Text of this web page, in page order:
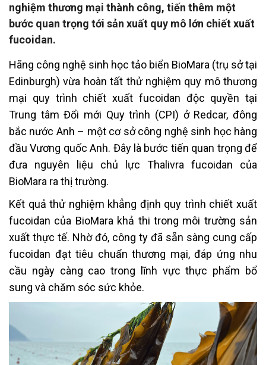
nghiệm thương mại thành công, tiến thêm một
bước quan trọng tới sản xuất quy mô lớn chiết xuất
fucoidan.
Hãng công nghệ sinh học tảo biển BioMara (trụ sở tại
Edinburgh) vừa hoàn tất thử nghiệm quy mô thương
mại quy trình chiết xuất fucoidan độc quyền tại
Trung tâm Đổi mới Quy trình (CPI) ở Redcar, đông
bắc nước Anh – một cơ sở công nghệ sinh học hàng
đầu Vương quốc Anh. Đây là bước tiến quan trọng để
đưa nguyên liệu chủ lực Thalivra fucoidan của
BioMara ra thị trường.
Kết quả thử nghiệm khẳng định quy trình chiết xuất
fucoidan của BioMara khả thi trong môi trường sản
xuất thực tế. Nhờ đó, công ty đã sẵn sàng cung cấp
fucoidan đạt tiêu chuẩn thương mại, đáp ứng nhu
cầu ngày càng cao trong lĩnh vực thực phẩm bổ
sung và chăm sóc sức khỏe.